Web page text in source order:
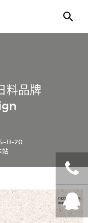
料品牌
11-20
站
+86